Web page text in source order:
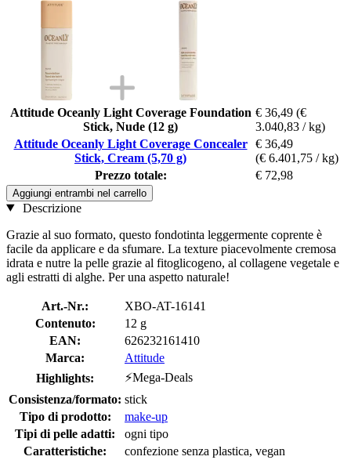
Attitude Oceanly Light Coverage Foundation
Stick, Nude (12 g)
€ 36,49 (€
3.040,83 / kg)
Attitude Oceanly Light Coverage Concealer
Stick, Cream (5,70 g)
€ 36,49
(€ 6.401,75 / kg)
Prezzo totale:
€ 72,98
Aggiungi entrambi nel carrello
Descrizione
Grazie al suo formato, questo fondotinta leggermente coprente è
facile da applicare e da sfumare. La texture piacevolmente cremosa
idrata e nutre la pelle grazie al fitoglicogeno, al collagene vegetale e
agli estratti di alghe. Per una aspetto naturale!
Art.-Nr.:
XBO-AT-16141
Contenuto:
12 g
EAN:
626232161410
Marca:
Attitude
Highlights:
⚡Mega-Deals
Consistenza/formato: stick
Tipo di prodotto:
make-up
Tipi di pelle adatti:
ogni tipo
Caratteristiche:
confezione senza plastica, vegan